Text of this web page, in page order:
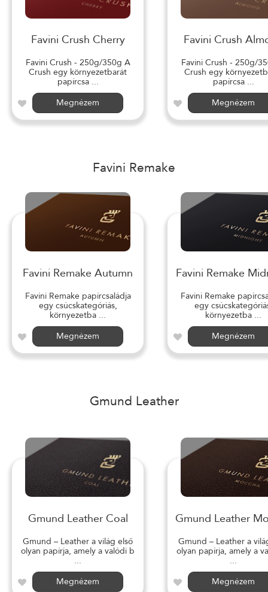
Favini Crush Cherry
Favini Crush - 250g/350g A
Crush egy környezetbarát
papírcsa ...
Megnézem
Favini Crush
Favini Crush - 250g/
Crush egy
papírcsa ...
Megnézem
Favini Remake
Favini Remake Autumn
Favini Remake papírcsaládja
egy csúcskategóriás,
környezetba ...
Megnézem
Favini Remake
Favini Remake
egy
környezetba ...
Megnézem
Gmund Leather
Gmund Leather Coal
Gmund – Leather a világ első
olyan papírja, amely a valódi b
...
Megnézem
Gmund Leather
Gmund – Leather a
olyan papírja, amely a
...
Megnézem